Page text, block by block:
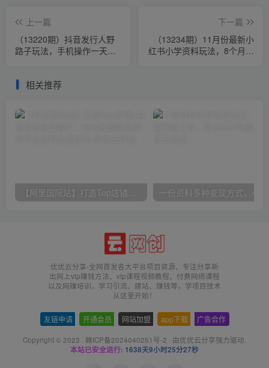
上一篇
（13220期）抖音发行人野
路子玩法，手机操作一天
下一篇
（13234期）11月份最新小
红书小学资料玩法，8个月收
相关推荐
优优云分享-全网首发各大平台项目资源、专注分享新
出网上vip赚钱方法、vip课程视频教程、付费网络课程
以及网赚培训，学习引流、建站、赚钱等，学项目技术
从这里开始！
友链申请 开通会员 网站加盟 app下载 广告合作
Copyright © 2023 · 赣ICP备2024040251号-2 · 由优优云分享强力驱动.
本站已安全运行: 1638天9小时25分27秒